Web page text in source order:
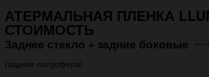
АТЕРМАЛЬНАЯ ПЛЕНКА
СТОИМОСТЬ
Заднее стекло + задние боковые
(задняя полусфера)